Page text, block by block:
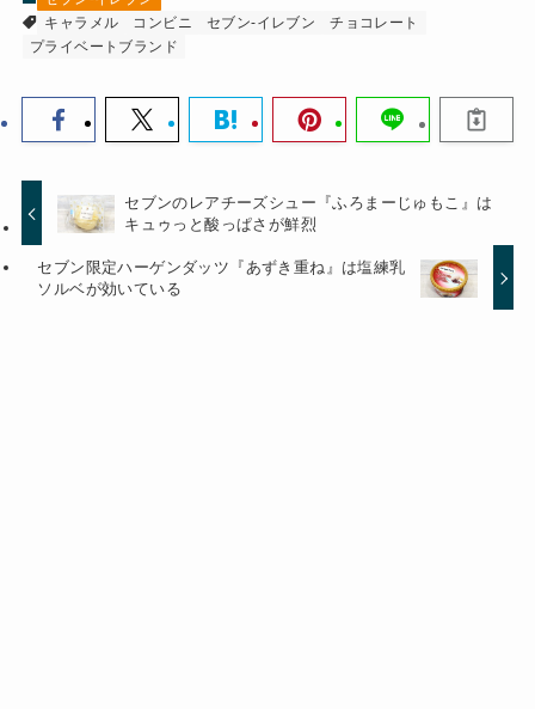
キャラメル
コンビニ セブン-イレブン
チョコレート
プライベートブランド
セブンのレアチーズシュー『ふろまーじゅもこ』は
キュゥっと酸っぱさが鮮烈
セブン限定ハーゲンダッツ『あずき重ね』は塩練乳
ソルベが効いている